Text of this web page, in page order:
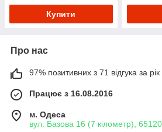
Купити
Про нас
97% позитивних з 71 відгука за рік
Працює з 16.08.2016
м. Одеса
вул. Базова 16 (7 кілометр),